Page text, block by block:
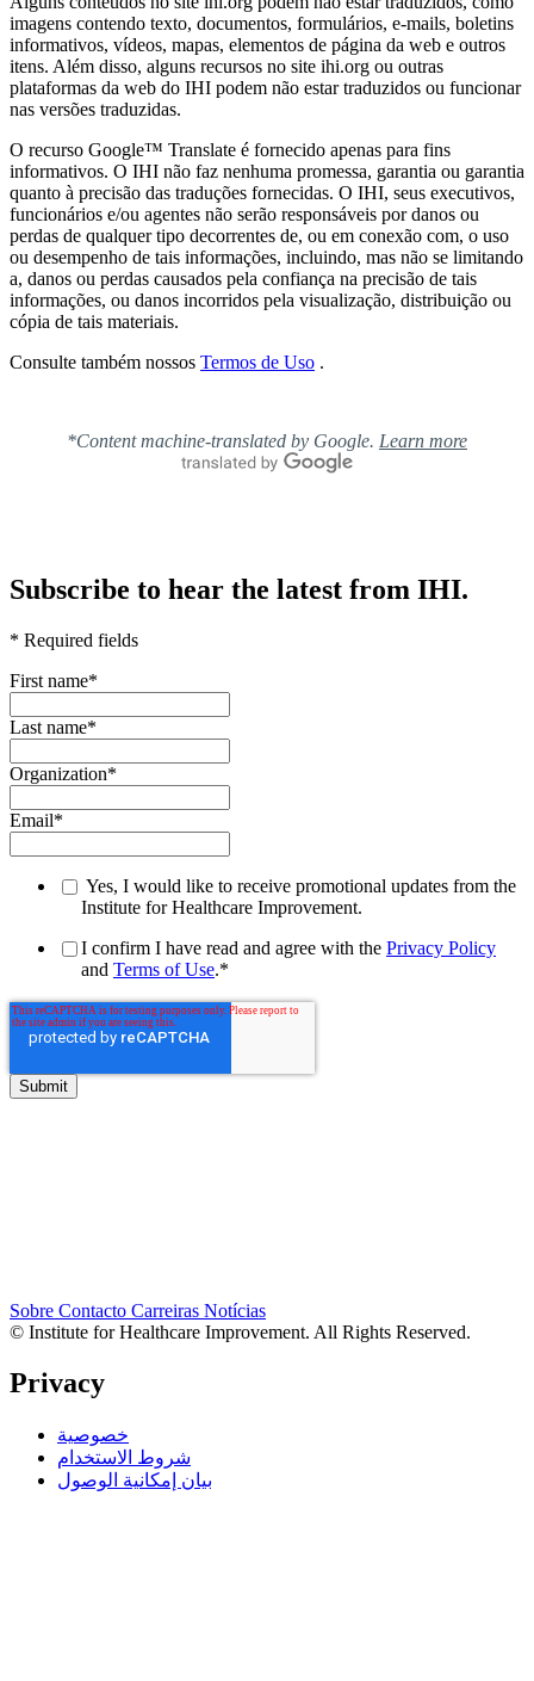
imagens contendo texto, documentos, formulários, e-mails, boletins
informativos, vídeos, mapas, elementos de página da web e outros
itens. Além disso, alguns recursos no site ihi.org ou outras
plataformas da web do IHI podem não estar traduzidos ou funcionar
nas versões traduzidas.
O recurso Google™ Translate é fornecido apenas para fins
informativos. O IHI não faz nenhuma promessa, garantia ou garantia
quanto à precisão das traduções fornecidas. O IHI, seus executivos,
funcionários e/ou agentes não serão responsáveis ​​por danos ou
perdas de qualquer tipo decorrentes de, ou em conexão com, o uso
ou desempenho de tais informações, incluindo, mas não se limitando
a, danos ou perdas causados ​​pela confiança na precisão de tais
informações, ou danos incorridos pela visualização, distribuição ou
cópia de tais materiais.
Consulte também nossos Termos de Uso .
*Content machine-translated by Google. Learn more
Subscribe to hear the latest from IHI.
* Required fields
First name*
Last name*
Organization*
Email*
Yes, I would like to receive promotional updates from the
Institute for Healthcare Improvement.
I confirm I have read and agree with the Privacy Policy
and Terms of Use.*
Sobre Contacto Carreiras Notícias
© Institute for Healthcare Improvement. All Rights Reserved.
Privacy
خصوصية
شروط الاستخدام
بيان إمكانية الوصول